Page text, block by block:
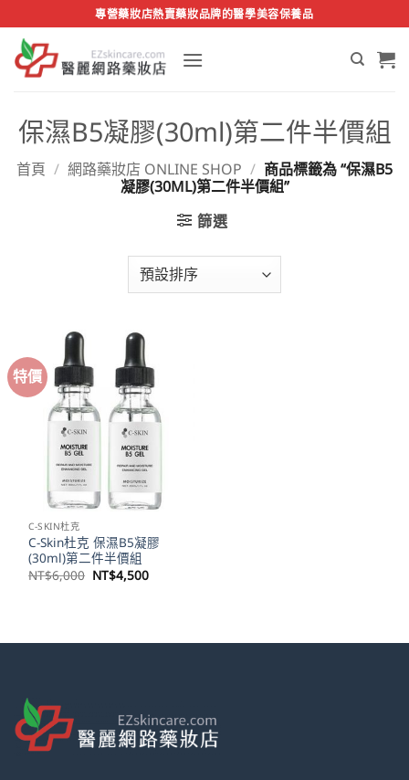
to
content
專營藥妝店熱賣藥妝品牌的醫學美容保養品
保濕B5凝膠(30ml)第二件半價組
首頁 / 網路藥妝店 ONLINE SHOP / 商品標籤為 “保濕B5
凝膠(30ML)第二件半價組”
篩選
特價
C-SKIN杜克
C-Skin杜克 保濕B5凝膠
(30ml)第二件半價組
NT$6,000 原
始
NT$4,500目